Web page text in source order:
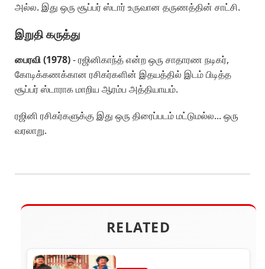
அல்ல. இது ஒரு சூப்பர் ஸ்டார் உருவான தருணத்தின் சாட்சி.
இறுதி கருத்து
பைரவி (1978)- ரஜினிகாந்த் என்ற ஒரு சாதாரண நடிகர்,
கோடிக்கணக்கான ரசிகர்களின் இதயத்தில் இடம் பிடித்த
சூப்பர் ஸ்டாராக மாறிய ஆரம்ப அத்தியாயம்.
ரஜினி ரசிகர்களுக்கு இது ஒரு திரைப்படம் மட்டுமல்ல... ஒரு
வரலாறு.
RELATED